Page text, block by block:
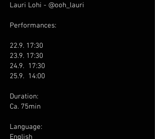
Lauri Lohi - @ooh_lauri
Performances:
22.9. 17:30
23.9. 17:30
24.9. 17:30
25.9. 14:00
Duration:
Ca. 75min
Language:
English